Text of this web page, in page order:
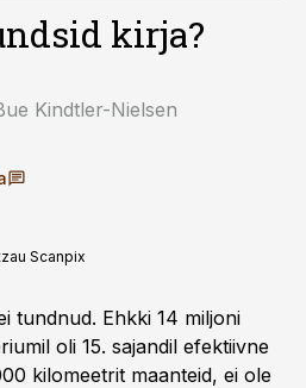
kirja?
Kindtler-Nielsen
Scanpix
tundnud. Ehkki 14 miljoni
oli 15. sajandil efektiivne
kilo­meetrit maanteid, ei ole